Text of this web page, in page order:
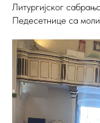
Литургијског
Педесетнице са